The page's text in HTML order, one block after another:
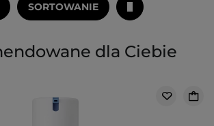
SORTOWANIE
dla Ciebie